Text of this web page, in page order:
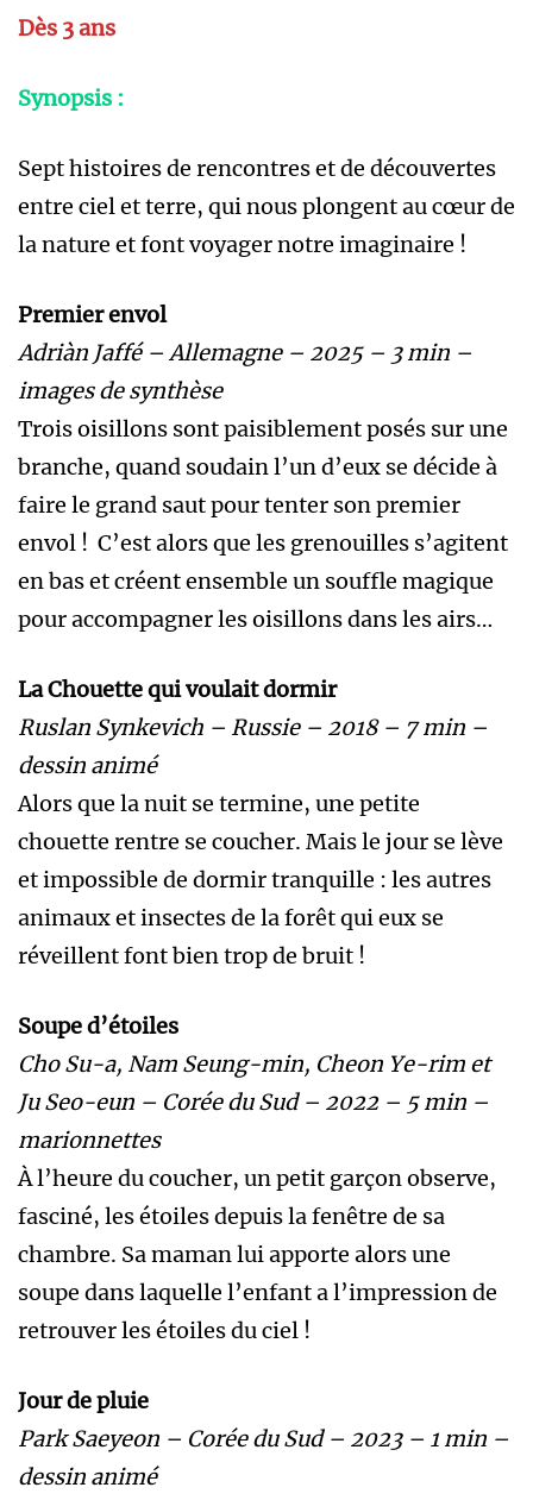
Dès 3 ans
Synopsis :
Sept histoires de rencontres et de découvertes
entre ciel et terre, qui nous plongent au cœur de
la nature et font voyager notre imaginaire !
Premier envol
Adriàn Jaffé – Allemagne – 2025 – 3 min –
images de synthèse
Trois oisillons sont paisiblement posés sur une
branche, quand soudain l’un d’eux se décide à
faire le grand saut pour tenter son premier
envol ! C’est alors que les grenouilles s’agitent
en bas et créent ensemble un souffle magique
pour accompagner les oisillons dans les airs…
La Chouette qui voulait dormir
Ruslan Synkevich – Russie – 2018 – 7 min –
dessin animé
Alors que la nuit se termine, une petite
chouette rentre se coucher. Mais le jour se lève
et impossible de dormir tranquille : les autres
animaux et insectes de la forêt qui eux se
réveillent font bien trop de bruit !
Soupe d’étoiles
Cho Su-a, Nam Seung-min, Cheon Ye-rim et
Ju Seo-eun – Corée du Sud – 2022 – 5 min –
marionnettes
À l’heure du coucher, un petit garçon observe,
fasciné, les étoiles depuis la fenêtre de sa
chambre. Sa maman lui apporte alors une
soupe dans laquelle l’enfant a l’impression de
retrouver les étoiles du ciel !
Jour de pluie
Park Saeyeon – Corée du Sud – 2023 – 1 min –
dessin animé